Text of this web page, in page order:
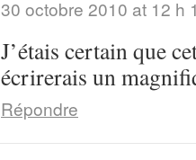
30 octobre 2010 at 12 h
J’étais certain que
écrirerais un
Répondre